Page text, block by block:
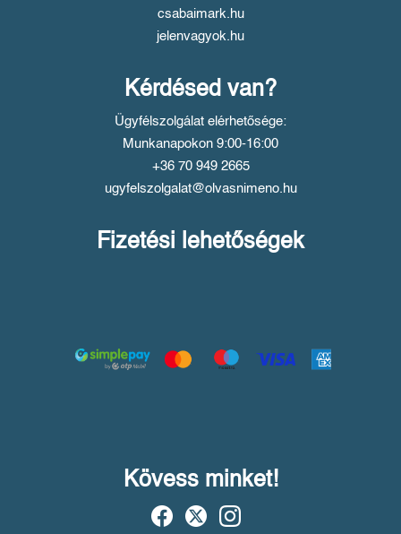
csabaimark.hu
jelenvagyok.hu
Kérdésed van?
Ügyfélszolgálat elérhetősége:
Munkanapokon 9:00-16:00
+36 70 949 2665
ugyfelszolgalat@olvasnimeno.hu
Fizetési lehetőségek
Kövess minket!